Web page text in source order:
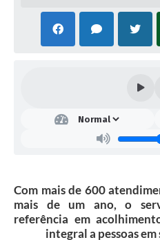
Com mais de 600
mais de um ano, o
referência em
integral a pessoas